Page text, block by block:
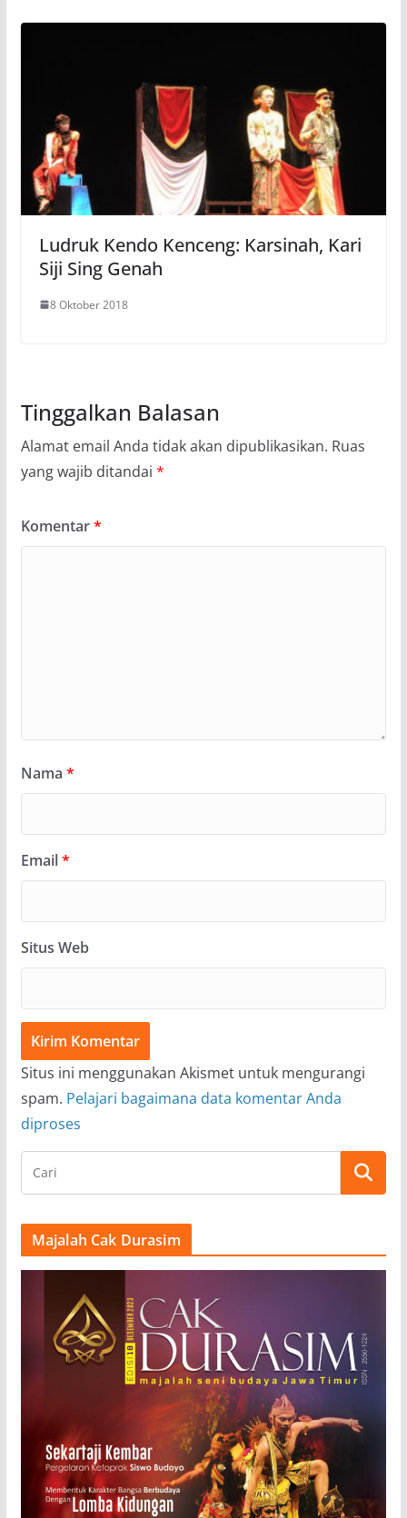
Ludruk Kendo Kenceng: Karsinah, Kari
Siji Sing Genah
8 Oktober 2018
Tinggalkan Balasan
Alamat email Anda tidak akan dipublikasikan. Ruas
yang wajib ditandai *
Komentar*
Nama *
Email*
Situs Web
Situs ini menggunakan Akismet untuk mengurangi
spam. Pelajari bagaimana data komentar Anda
diproses
Majalah Cak Durasim